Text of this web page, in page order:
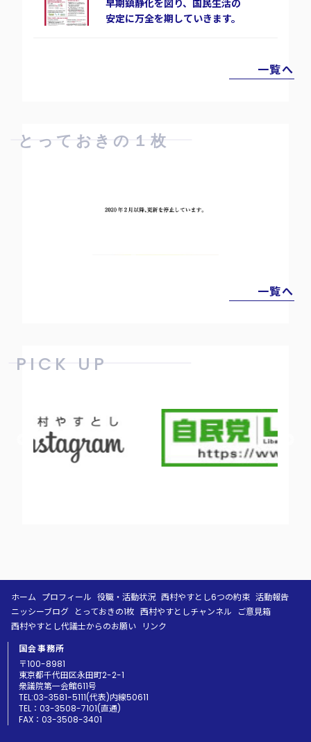
早期鎮静化を図り、国民生活の
安定に万全を期していきます。
一覧へ
とっておきの１枚
一覧へ
PICK UP
ホーム プロフィール 役職・活動状況 西村やすとし6つの約束 活動報告
ニッシーブログ とっておきの1枚 西村やすとしチャンネル
ご意見箱
西村やすとし代議士からのお願い
リンク
国会事務所
〒100-8981
東京都千代田区永田町2-2-1
衆議院第一会館611号
TEL:03-3581-5111(代表)内線50611
TEL：03-3508-7101(直通)
FAX：03-3508-3401